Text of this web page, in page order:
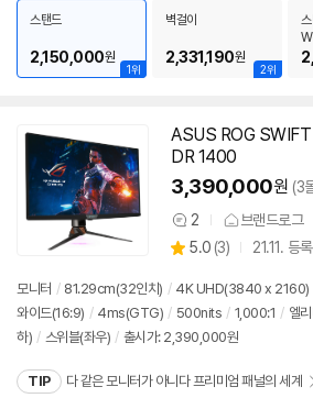
DMI(전체): 3개
출시가: 2,390,000원
1위
스탠드
2,150,000원
2위
벽걸이
2,331,190원
ASUS ROG
DR 1400
3,390,000원 (3
상
품
견
2 브랜드로그
별
점
5.0 (상
리
뷰
3) 21.11. 등록
모니터 / 81.29cm(32인치) / 4K UHD(3840 x 2160)
와이드(16:9) / 4ms(GTG) / 500nits / 1,000:1 / 엘
하) / 스위블(좌우) / 출시가: 2,390,000원
TIP 다 같은 모니터가 아니다 프리미엄 패널의 세계